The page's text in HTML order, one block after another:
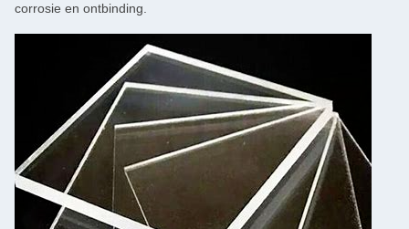
corrosie en ontbinding.